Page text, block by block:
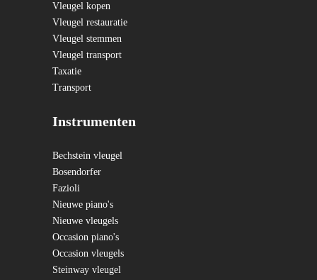
Vleugel kopen
Vleugel restauratie
Vleugel stemmen
Vleugel transport
Taxatie
Transport
Instrumenten
Bechstein vleugel
Bosendorfer
Fazioli
Nieuwe piano's
Nieuwe vleugels
Occasion piano's
Occasion vleugels
Steinway vleugel